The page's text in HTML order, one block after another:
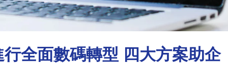
全面數碼轉型 四大方案助企